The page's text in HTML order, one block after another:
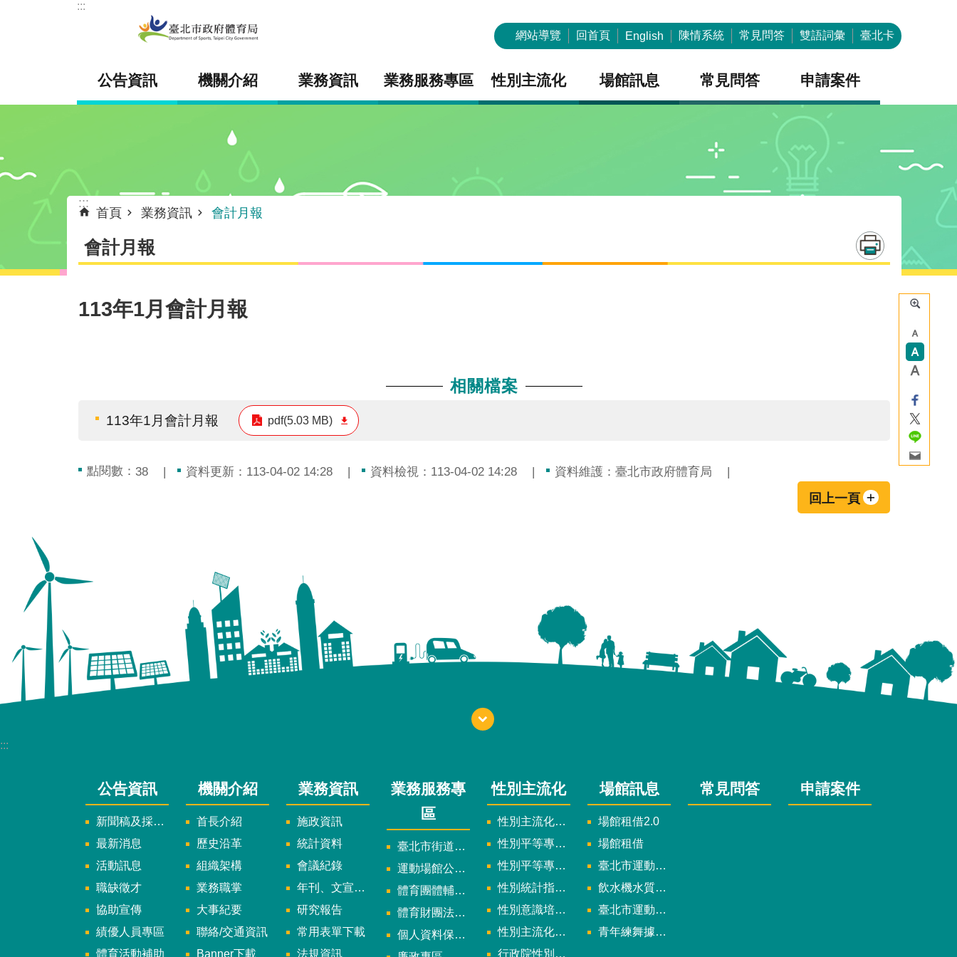
跳到主要內容區塊
:::
網站導覽 回首頁 English 陳情系統 常見問答 雙語詞彙 臺北卡
公告資訊 機關介紹 業務資訊 業務服務專區 性別主流化 場館訊息 常見問答 申請案件
:::
首頁 業務資訊 會計月報
會計月報
113年1月會計月報
相關檔案
113年1月會計月報 pdf(5.03 MB)
點閱數： 38 資料更新：113-04-02 14:28 資料檢視：113-04-02 14:28 資料維護：臺北市政府體育局
回上一頁
:::
公告資訊
新聞稿及採訪通知
最新消息
活動訊息
職缺徵才
協助宣傳
績優人員專區
體育活動補助
機關介紹
首長介紹
歷史沿革
組織架構
業務職掌
大事紀要
聯絡/交通資訊
Banner下載
業務資訊
施政資訊
統計資料
會議紀錄
年刊、文宣及出版品
研究報告
常用表單下載
法規資訊
業務服務專
區
臺北市街道遊戲申請專區
運動場館公司設立輔導專區
體育團體輔導訪視
體育財團法人/公益信託專區
個人資料保護專區
性別主流化
性別主流化實施計畫暨細部計畫
性別平等專案小組委員名單
性別平等專案小組會議紀錄
性別統計指標及項目
性別意識培力、統計分析案、影響評估案
性別主流化年度成果報告
行政院性別平等會
場館訊息
場館租借2.0
場館租借
臺北市運動中心
飲水機水質檢驗報告
臺北市運動中心預約系統
青年練舞據點地圖
常見問答 申請案件